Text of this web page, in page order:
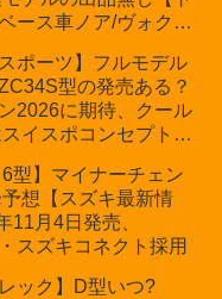
ース車ノア/ヴォクシ
ツール」、デリカ
オーバーSUVミニバ
ポーツ】フルモデル
型の発売ある？
2026に期待、クール
イスポコンセプト
最新情報】特別仕様
Edition」終了
型】マイナーチェン
想【スズキ最新情
11月4日発売、
スズキコネクト採用
ック】D型いつ?